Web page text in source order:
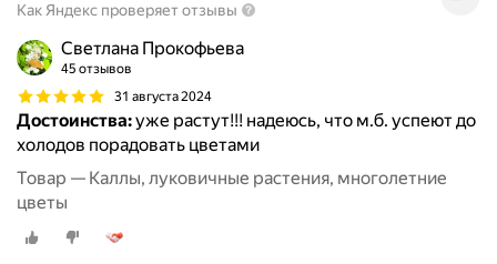
Как Яндекс проверяет отзывы
Светлана Прокофьева
45 отзывов
31 августа 2024
Достоинства:уже растут!!! надеюсь, что м.б. успеют до
холодов порадовать цветами
Товар — Каллы, луковичные растения, многолетние
цветы